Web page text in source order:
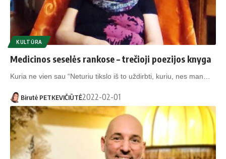
KULTŪRA
Medicinos seselės rankose – trečioji poezijos knyga
Kuria ne vien sau “Neturiu tikslo iš to uždirbti, kuriu, nes man…
Birutė PETKEVIČIŪTĖ2022-02-01